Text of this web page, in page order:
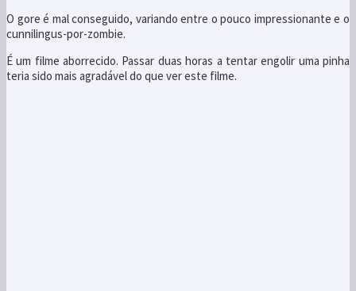
O gore é mal conseguido, variando entre o pouco impressionante e o
cunnilingus-por-zombie.
É um filme aborrecido. Passar duas horas a tentar engolir uma pinha
teria sido mais agradável do que ver este filme.